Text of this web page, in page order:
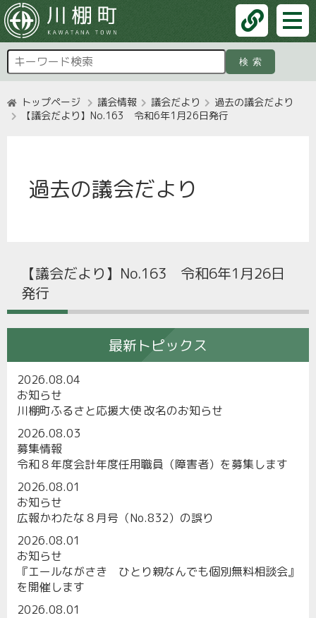
検索
トップページ 議会情報 議会だより
過去の議会だより
【議会だより】No.163 令和6年1月26日発行
過去の議会だより
【議会だより】No.163 令和6年1月26日
発行
最新トピックス
2026.08.04
お知らせ
川棚町ふるさと応援大使 改名のお知らせ
2026.08.03
募集情報
令和８年度会計年度任用職員（障害者）を募集します
2026.08.01
お知らせ
広報かわたな８月号（No.832）の誤り
2026.08.01
お知らせ
『エールながさき ひとり親なんでも個別無料相談会』
を開催します
2026.08.01